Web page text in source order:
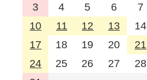
3
4 5 6 7
10
11 12 13 14
17
18 19 20 21
24
25 26 27 28